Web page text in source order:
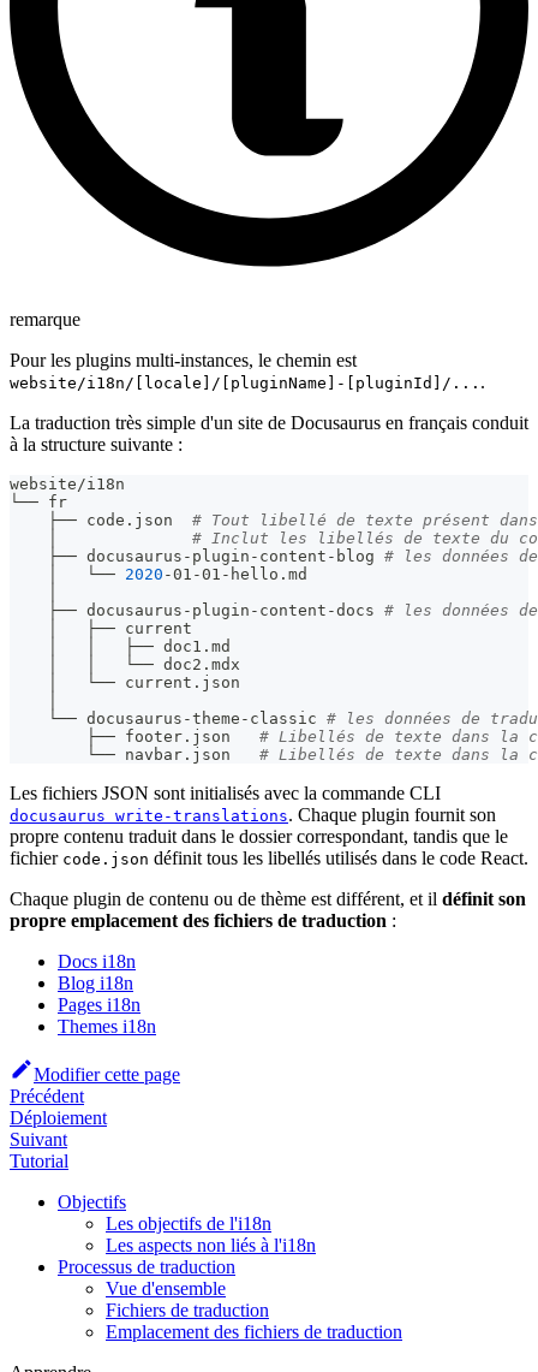
remarque
Pour les plugins multi-instances, le chemin est
website/i18n/[locale]/[pluginName]-[pluginId]/... .
La traduction très simple d'un site de Docusaurus en français conduit
à la structure suivante :
website/i18n
└── fr
    ├── code.json
# Tout libellé de texte présent
# Inclut les libellés de texte du
    ├── docusaurus-plugin-content-blog
# les données
    │   └──
2020 -01-01-hello.md
    ├── docusaurus-plugin-content-docs
# les données
    │   ├── current
    │   │   ├── doc1.md
    │   │   └── doc2.mdx
    │   └── current.json
    └── docusaurus-theme-classic
# les données de
        ├── footer.json
# Libellés de texte dans la
        └── navbar.json
# Libellés de texte dans la
Les fichiers JSON sont initialisés avec la commande CLI
docusaurus write-translations. Chaque plugin fournit son
propre contenu traduit dans le dossier correspondant, tandis que le
fichier code.json définit tous les libellés utilisés dans le code React.
Chaque plugin de contenu ou de thème est différent, et il définit son
propre emplacement des fichiers de traduction :
Docs i18n
Blog i18n
Pages i18n
Themes i18n
Modifier cette page
Précédent
Déploiement
Suivant
Tutorial
Objectifs
Les objectifs de l'i18n
Les aspects non liés à l'i18n
Processus de traduction
Vue d'ensemble
Fichiers de traduction
Emplacement des fichiers de traduction